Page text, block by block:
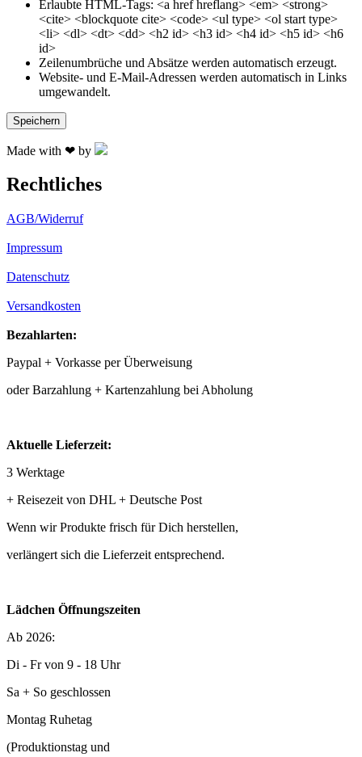
Erlaubte HTML-Tags: <a href hreflang> <em> <strong>
<cite> <blockquote cite> <code> <ul type> <ol start type>
<li> <dl> <dt> <dd> <h2 id> <h3 id> <h4 id> <h5 id> <h6
id>
Zeilenumbrüche und Absätze werden automatisch erzeugt.
Website- und E-Mail-Adressen werden automatisch in Links
umgewandelt.
Made with ❤ by
Rechtliches
AGB/Widerruf
Impressum
Datenschutz
Versandkosten
Bezahlarten:
Paypal + Vorkasse per Überweisung
oder Barzahlung + Kartenzahlung bei Abholung
Aktuelle Lieferzeit:
3 Werktage
+ Reisezeit von DHL + Deutsche Post
Wenn wir Produkte frisch für Dich herstellen,
verlängert sich die Lieferzeit entsprechend.
Lädchen Öffnungszeiten
Ab 2026:
Di - Fr von 9 - 18 Uhr
Sa + So geschlossen
Montag Ruhetag
(Produktionstag und